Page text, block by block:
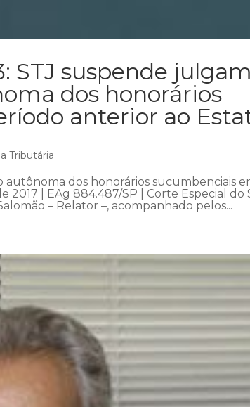
STJ suspende
dos honorários
anterior ao
Tributária
dos honorários sucumbenciais
2017 | EAg 884.487/SP | Corte Especial do
– Relator –, acompanhado pelos...